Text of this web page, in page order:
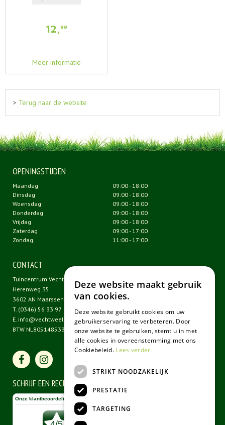
12,99
Meer informatie
> Terug naar de website
OPENINGSTIJDEN
Maandag
09:00 - 18:00
Dinsdag
09:00 - 18:00
Woensdag
09:00 - 18:00
Donderdag
09:00 - 18:00
Vrijdag
09:00 - 18:00
Zaterdag
09:00 - 17:00
Zondag
11:00 - 17:00
CONTACT
Tuincentrum Vechtweelde
Herenweg 35
3602 AN Maarssen
T. (0346) 56 33 97
E. info@vechtweelde.nl
BTW NL805148533B01
SCHRIJF EEN RECENSIE
Deze website maakt gebruik
van cookies.
Deze website gebruikt cookies om uw
gebruikerservaring te verbeteren. Door
onze website te gebruiken, stemt u in met
alle cookies in overeenstemming met ons
Cookiebeleid. Lees verder
STRIKT NOODZAKELIJK
PRESTATIE
TARGETING